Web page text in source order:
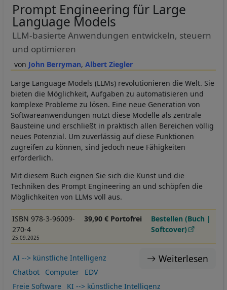
John Berryman Albert Ziegler
Prompt Engineering für Large
Language Models
LLM-basierte Anwendungen entwickeln, steuern
und optimieren
Large Language Models (LLMs) revolutionieren die Welt. Sie
bieten die Möglichkeit, Aufgaben zu automatisieren und
komplexe Probleme zu lösen. Eine neue Generation von
Softwareanwendungen nutzt diese Modelle als zentrale
Bausteine und erschließt in praktisch allen Bereichen völlig
neues Potenzial. Um zuverlässig auf diese Funktionen
zugreifen zu können, sind jedoch neue Fähigkeiten
erforderlich.
Mit diesem Buch eignen Sie sich die Kunst und die
Techniken des Prompt Engineering an und schöpfen die
Möglichkeiten von LLMs voll aus.
ISBN 978-3-96009-
270-4
25.09.2025
39,90 € Portofrei
Bestellen (Buch |
Softcover)
Weiterlesen
AI --> künstliche Intelligenz
Chatbot
Computer
EDV
Freie Software
KI --> künstliche Intelligenz